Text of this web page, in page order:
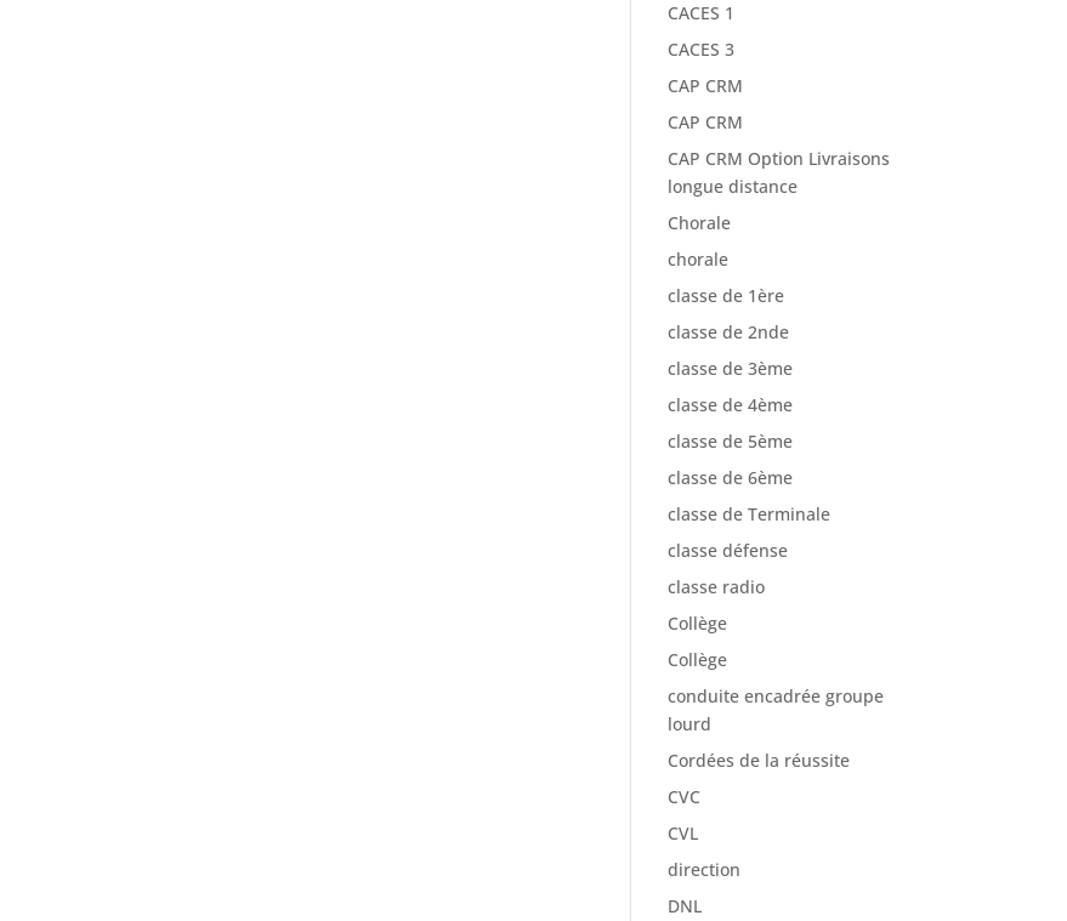
CACES 1
CACES 3
CAP CRM
CAP CRM
CAP CRM Option Livraisons
longue distance
Chorale
chorale
classe de 1ère
classe de 2nde
classe de 3ème
classe de 4ème
classe de 5ème
classe de 6ème
classe de Terminale
classe défense
classe radio
Collège
Collège
conduite encadrée groupe
lourd
Cordées de la réussite
CVC
CVL
direction
DNL